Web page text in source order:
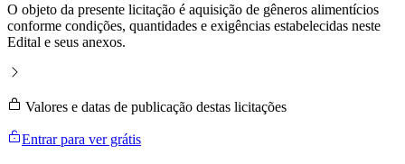
O objeto da presente licitação é aquisição de gêneros alimentícios
conforme condições, quantidades e exigências estabelecidas neste
Edital e seus anexos.
Valores e datas de publicação destas licitações
Entrar para ver grátis